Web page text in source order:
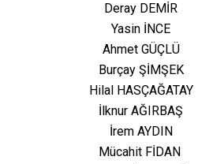
Deray DEMİR
Yasin İNCE
Ahmet GÜÇLÜ
Burçay ŞİMŞEK
Hilal HASÇAĞATAY
İlknur AĞIRBAŞ
İrem AYDIN
Mücahit FİDAN